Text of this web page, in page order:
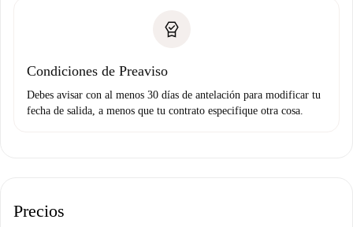
Condiciones de Preaviso
Debes avisar con al menos 30 días de antelación para modificar tu
fecha de salida, a menos que tu contrato especifique otra cosa.
Precios